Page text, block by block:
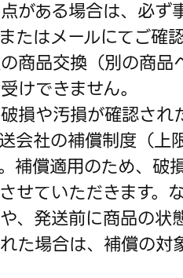
がある場合は、必ず
たはメールにてご確
商品交換（別の商品
けできません。
損や汚損が確認され
会社の補償制度（
補償適用のため、破
せていただきます。
、発送前に商品の状
た場合は、補償の対